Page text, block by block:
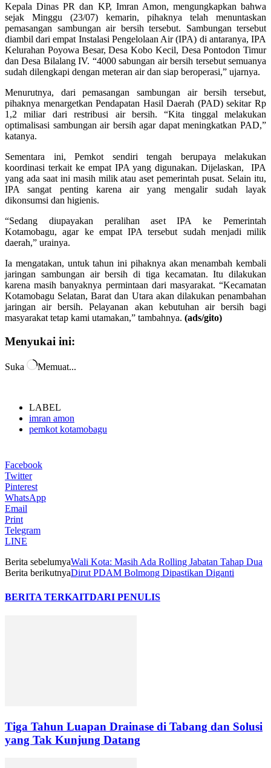
Kepala Dinas PR dan KP, Imran Amon, mengungkapkan bahwa
sejak Minggu (23/07) kemarin, pihaknya telah menuntaskan
pemasangan sambungan air bersih tersebut. Sambungan tersebut
diambil dari empat Instalasi Pengelolaan Air (IPA) di antaranya, IPA
Kelurahan Poyowa Besar, Desa Kobo Kecil, Desa Pontodon Timur
dan Desa Bilalang IV. “4000 sabungan air bersih tersebut semuanya
sudah dilengkapi dengan meteran air dan siap beroperasi,” ujarnya.
Menurutnya, dari pemasangan sambungan air bersih tersebut,
pihaknya menargetkan Pendapatan Hasil Daerah (PAD) sekitar Rp
1,2 miliar dari restribusi air bersih. “Kita tinggal melakukan
optimalisasi sambungan air bersih agar dapat meningkatkan PAD,”
katanya.
Sementara ini, Pemkot sendiri tengah berupaya melakukan
koordinasi terkait ke empat IPA yang digunakan. Dijelaskan, IPA
yang ada saat ini masih milik atau aset pemerintah pusat. Selain itu,
IPA sangat penting karena air yang mengalir sudah layak
dikonsumsi dan higienis.
“Sedang diupayakan peralihan aset IPA ke Pemerintah
Kotamobagu, agar ke empat IPA tersebut sudah menjadi milik
daerah,” urainya.
Ia mengatakan, untuk tahun ini pihaknya akan menambah kembali
jaringan sambungan air bersih di tiga kecamatan. Itu dilakukan
karena masih banyaknya permintaan dari masyarakat. “Kecamatan
Kotamobagu Selatan, Barat dan Utara akan dilakukan penambahan
jaringan air bersih. Pelayanan akan kebutuhan air bersih bagi
masyarakat tetap kami utamakan,” tambahnya. (ads/gito)
Menyukai ini:
Suka Memuat...
LABEL
imran amon
pemkot kotamobagu
Facebook
Twitter
Pinterest
WhatsApp
Email
Print
Telegram
LINE
Berita sebelumyaWali Kota: Masih Ada Rolling Jabatan Tahap Dua
Berita berikutnyaDirut PDAM Bolmong Dipastikan Diganti
BERITA TERKAITDARI PENULIS
Tiga Tahun Luapan Drainase di Tabang dan Solusi
yang Tak Kunjung Datang